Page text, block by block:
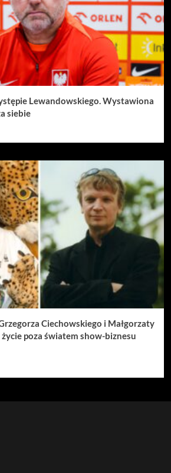
Lewandowskiego. Wystawiona
siebie
Ciechowskiego i Małgorzaty
poza światem show-biznesu